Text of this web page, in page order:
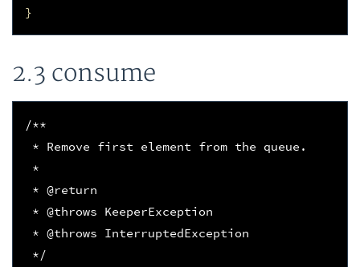
}
2.3 consume
/**
* Remove first element from the queue.
*
* @return
* @throws KeeperException
* @throws InterruptedException
*/